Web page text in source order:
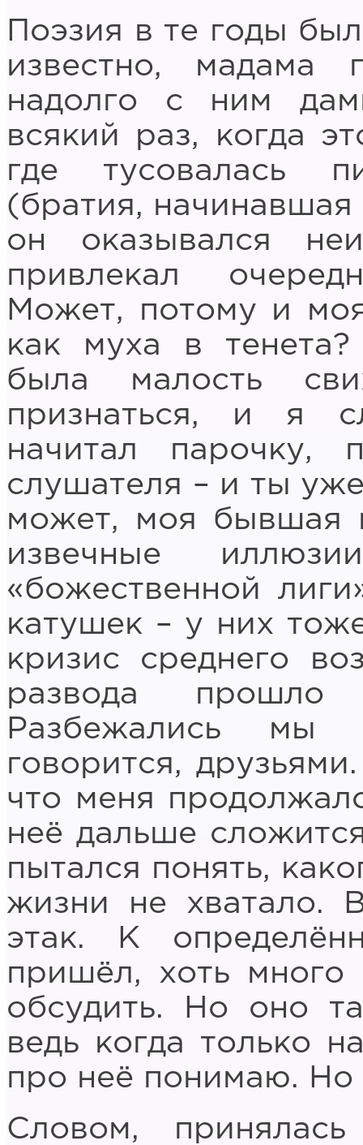
Поэзия в те годы
известно, мадама
надолго с ним
всякий раз, когда
где тусовалась
(братия, начинавшая
он оказывался
привлекал
Может, потому и
как муха в
была малость
признаться, и я
начитал парочку,
слушателя – и ты
может, моя бывшая
извечные
«божественной
катушек – у них
кризис среднего
развода
Разбежались мы
говорится,
что меня
неё дальше
пытался понять,
жизни не хватало.
этак. К
пришёл, хоть много
обсудить. Но оно
ведь когда только
про неё понимаю. Но
Словом,